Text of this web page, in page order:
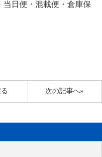
日便・混載便・倉庫保
次の記事へ»